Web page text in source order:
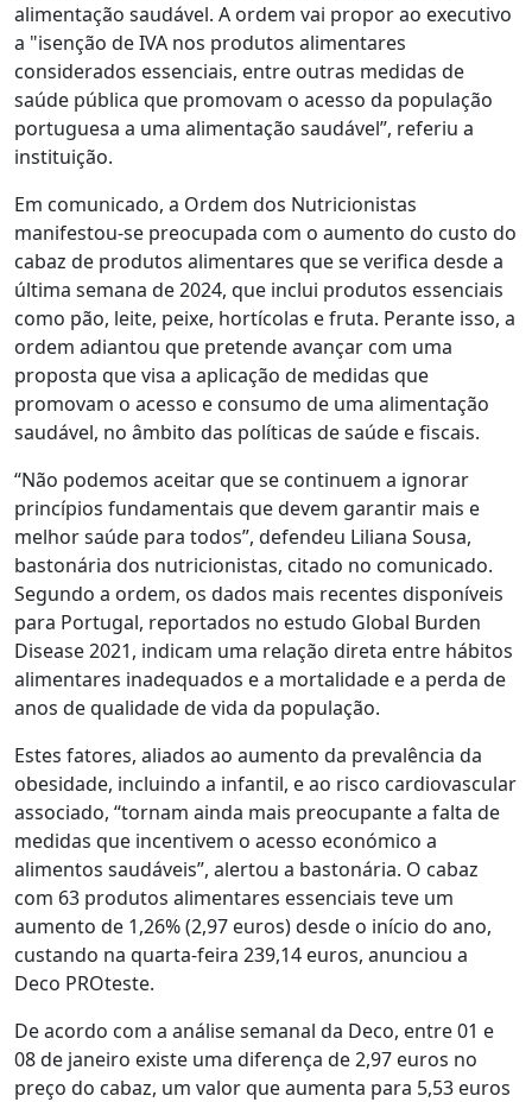
alimentação saudável. A ordem vai propor ao executivo
a "isenção de IVA nos produtos alimentares
considerados essenciais, entre outras medidas de
saúde pública que promovam o acesso da população
portuguesa a uma alimentação saudável”, referiu a
instituição.
Em comunicado, a Ordem dos Nutricionistas
manifestou-se preocupada com o aumento do custo do
cabaz de produtos alimentares que se verifica desde a
última semana de 2024, que inclui produtos essenciais
como pão, leite, peixe, hortícolas e fruta. Perante isso, a
ordem adiantou que pretende avançar com uma
proposta que visa a aplicação de medidas que
promovam o acesso e consumo de uma alimentação
saudável, no âmbito das políticas de saúde e fiscais.
“Não podemos aceitar que se continuem a ignorar
princípios fundamentais que devem garantir mais e
melhor saúde para todos”, defendeu Liliana Sousa,
bastonária dos nutricionistas, citado no comunicado.
Segundo a ordem, os dados mais recentes disponíveis
para Portugal, reportados no estudo Global Burden
Disease 2021, indicam uma relação direta entre hábitos
alimentares inadequados e a mortalidade e a perda de
anos de qualidade de vida da população.
Estes fatores, aliados ao aumento da prevalência da
obesidade, incluindo a infantil, e ao risco cardiovascular
associado, “tornam ainda mais preocupante a falta de
medidas que incentivem o acesso económico a
alimentos saudáveis”, alertou a bastonária. O cabaz
com 63 produtos alimentares essenciais teve um
aumento de 1,26% (2,97 euros) desde o início do ano,
custando na quarta-feira 239,14 euros, anunciou a
Deco PROteste.
De acordo com a análise semanal da Deco, entre 01 e
08 de janeiro existe uma diferença de 2,97 euros no
preço do cabaz, um valor que aumenta para 5,53 euros